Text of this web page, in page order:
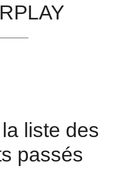
liste des
passés